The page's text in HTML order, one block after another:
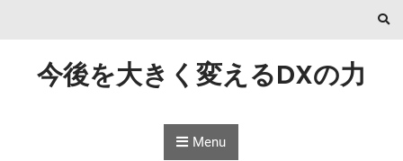
今後を大きく変えるDXの力
Menu